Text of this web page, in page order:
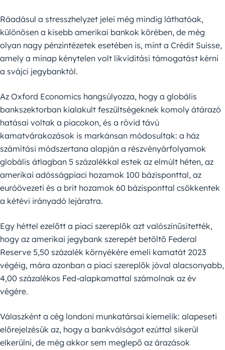
Ráadásul a stresszhelyzet jelei még mindig láthatóak,
különösen a kisebb amerikai bankok körében, de még
olyan nagy pénzintézetek esetében is, mint a Crédit Suisse,
amely a minap kénytelen volt likviditási támogatást kérni
a svájci jegybanktól.
Az Oxford Economics hangsúlyozza, hogy a globális
bankszektorban kialakult feszültségeknek komoly átárazó
hatásai voltak a piacokon, és a rövid távú
kamatvárakozások is markánsan módosultak: a ház
számítási módszertana alapján a részvényárfolyamok
globális átlagban 5 százalékkal estek az elmúlt héten, az
amerikai adósságpiaci hozamok 100 bázisponttal, az
euróövezeti és a brit hozamok 60 bázisponttal csökkentek
a kétévi irányadó lejáratra.
Egy héttel ezelőtt a piaci szereplők azt valószínűsítették,
hogy az amerikai jegybank szerepét betöltő Federal
Reserve 5,50 százalék környékére emeli kamatát 2023
végéig, mára azonban a piaci szereplők jóval alacsonyabb,
4,00 százalékos Fed-alapkamattal számolnak az év
végére.
Válaszként a cég londoni munkatársai kiemelik: alapeseti
előrejelzésük az, hogy a bankválságot ezúttal sikerül
elkerülni, de még akkor sem meglepő az árazások